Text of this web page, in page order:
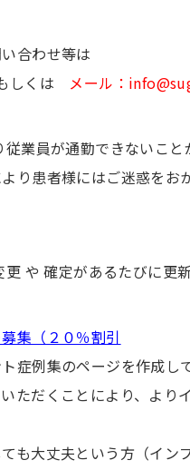
合わせ等は
しくは
メール：
業員が通勤できないこと
り患者様にはご迷惑を
や 確定があるたびに更新
集（２０％割引
症例集のページを作成し
ただくことにより、よ
も大丈夫という方（イン